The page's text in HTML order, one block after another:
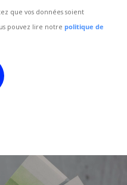
que vos données soient
pouvez lire notrepolitique de